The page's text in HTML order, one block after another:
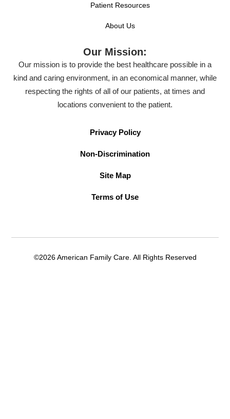
Patient Resources
About Us
Our Mission:
Our mission is to provide the best healthcare possible in a
kind and caring environment, in an economical manner, while
respecting the rights of all of our patients, at times and
locations convenient to the patient.
Privacy Policy
Non-Discrimination
Site Map
Terms of Use
©2026 American Family Care. All Rights Reserved